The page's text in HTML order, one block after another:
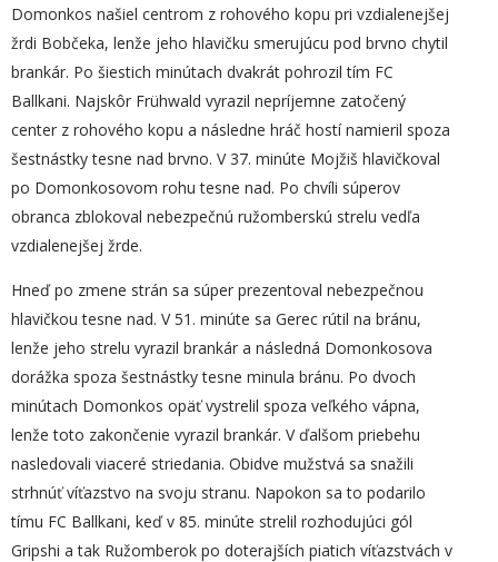
Domonkos našiel centrom z rohového kopu pri vzdialenejšej
žrdi Bobčeka, lenže jeho hlavičku smerujúcu pod brvno chytil
brankár. Po šiestich minútach dvakrát pohrozil tím FC
Ballkani. Najskôr Frühwald vyrazil nepríjemne zatočený
center z rohového kopu a následne hráč hostí namieril spoza
šestnástky tesne nad brvno. V 37. minúte Mojžiš hlavičkoval
po Domonkosovom rohu tesne nad. Po chvíli súperov
obranca zblokoval nebezpečnú ružomberskú strelu vedľa
vzdialenejšej žrde.
Hneď po zmene strán sa súper prezentoval nebezpečnou
hlavičkou tesne nad. V 51. minúte sa Gerec rútil na bránu,
lenže jeho strelu vyrazil brankár a následná Domonkosova
dorážka spoza šestnástky tesne minula bránu. Po dvoch
minútach Domonkos opäť vystrelil spoza veľkého vápna,
lenže toto zakončenie vyrazil brankár. V ďalšom priebehu
nasledovali viaceré striedania. Obidve mužstvá sa snažili
strhnúť víťazstvo na svoju stranu. Napokon sa to podarilo
tímu FC Ballkani, keď v 85. minúte strelil rozhodujúci gól
Gripshi a tak Ružomberok po doterajších piatich víťazstvách v